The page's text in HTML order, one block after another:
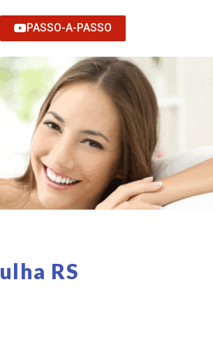
PASSO-A-PASSO
RS